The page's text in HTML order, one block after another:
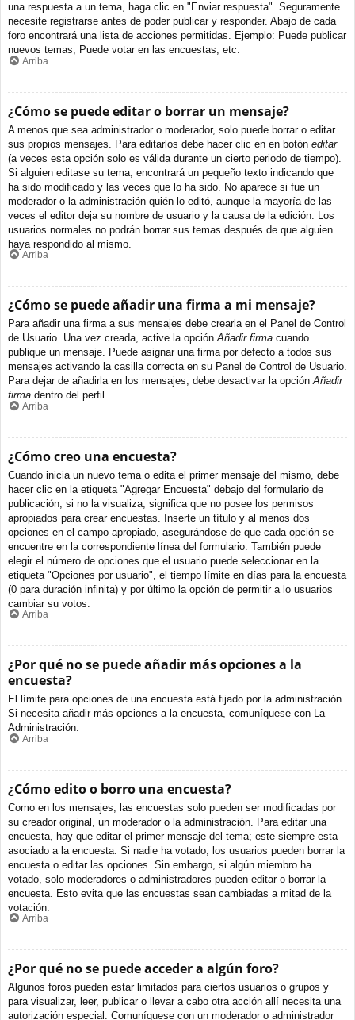
una respuesta a un tema, haga clic en "Enviar respuesta". Seguramente
necesite registrarse antes de poder publicar y responder. Abajo de cada
foro encontrará una lista de acciones permitidas. Ejemplo: Puede publicar
nuevos temas, Puede votar en las encuestas, etc.
Arriba
¿Cómo se puede editar o borrar un mensaje?
A menos que sea administrador o moderador, solo puede borrar o editar
sus propios mensajes. Para editarlos debe hacer clic en en botón editar
(a veces esta opción solo es válida durante un cierto periodo de tiempo).
Si alguien editase su tema, encontrará un pequeño texto indicando que
ha sido modificado y las veces que lo ha sido. No aparece si fue un
moderador o la administración quién lo editó, aunque la mayoría de las
veces el editor deja su nombre de usuario y la causa de la edición. Los
usuarios normales no podrán borrar sus temas después de que alguien
haya respondido al mismo.
Arriba
¿Cómo se puede añadir una firma a mi mensaje?
Para añadir una firma a sus mensajes debe crearla en el Panel de Control
de Usuario. Una vez creada, active la opciónAñadir firma cuando
publique un mensaje. Puede asignar una firma por defecto a todos sus
mensajes activando la casilla correcta en su Panel de Control de Usuario.
Para dejar de añadirla en los mensajes, debe desactivar la opciónAñadir
firma dentro del perfil.
Arriba
¿Cómo creo una encuesta?
Cuando inicia un nuevo tema o edita el primer mensaje del mismo, debe
hacer clic en la etiqueta "Agregar Encuesta" debajo del formulario de
publicación; si no la visualiza, significa que no posee los permisos
apropiados para crear encuestas. Inserte un título y al menos dos
opciones en el campo apropiado, asegurándose de que cada opción se
encuentre en la correspondiente línea del formulario. También puede
elegir el número de opciones que el usuario puede seleccionar en la
etiqueta "Opciones por usuario", el tiempo límite en días para la encuesta
(0 para duración infinita) y por último la opción de permitir a lo usuarios
cambiar su votos.
Arriba
¿Por qué no se puede añadir más opciones a la
encuesta?
El límite para opciones de una encuesta está fijado por la administración.
Si necesita añadir más opciones a la encuesta, comuníquese con La
Administración.
Arriba
¿Cómo edito o borro una encuesta?
Como en los mensajes, las encuestas solo pueden ser modificadas por
su creador original, un moderador o la administración. Para editar una
encuesta, hay que editar el primer mensaje del tema; este siempre esta
asociado a la encuesta. Si nadie ha votado, los usuarios pueden borrar la
encuesta o editar las opciones. Sin embargo, si algún miembro ha
votado, solo moderadores o administradores pueden editar o borrar la
encuesta. Esto evita que las encuestas sean cambiadas a mitad de la
votación.
Arriba
¿Por qué no se puede acceder a algún foro?
Algunos foros pueden estar limitados para ciertos usuarios o grupos y
para visualizar, leer, publicar o llevar a cabo otra acción allí necesita una
autorización especial. Comuníquese con un moderador o administrador